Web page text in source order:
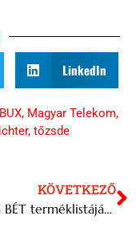
LinkedIn
BUX, Magyar Telekom,
, tőzsde
KÖVETKEZŐ
Törlik a BÉT terméklistájából az alábbi részvényt!